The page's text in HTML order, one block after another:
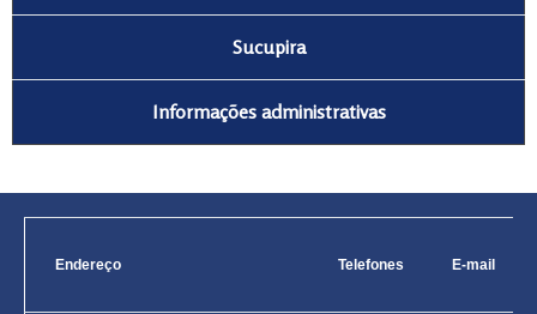
Sucupira
Informações administrativas
Endereço Telefones E-mail